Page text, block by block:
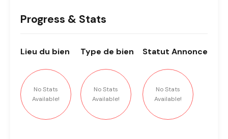
Progress & Stats
Lieu du bien
No Stats
Available!
Type de bien
No Stats
Available!
Statut Annonce
No Stats
Available!